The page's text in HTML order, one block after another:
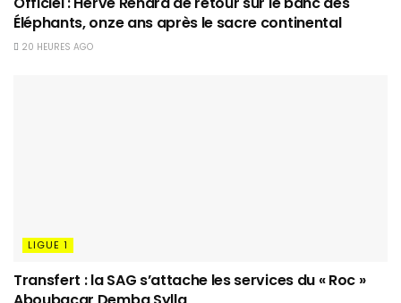
Éléphants, onze ans après le sacre continental
20 HEURES AGO
LIGUE 1
Transfert : la SAG s’attache les services du « Roc »